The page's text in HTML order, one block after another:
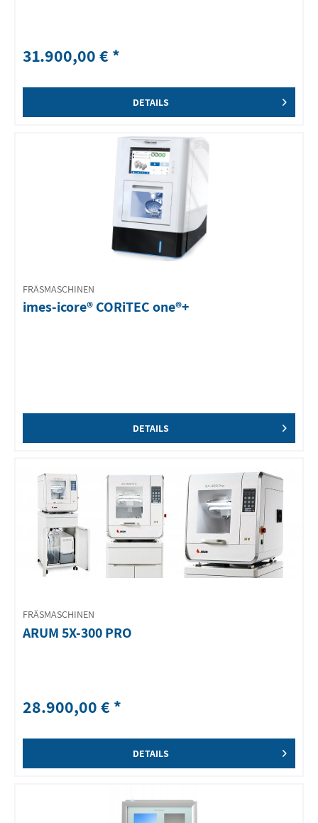
31.900,00 € *
DETAILS
FRÄSMASCHINEN
imes-icore® CORiTEC one®+
DETAILS
FRÄSMASCHINEN
ARUM 5X-300 PRO
28.900,00 € *
DETAILS